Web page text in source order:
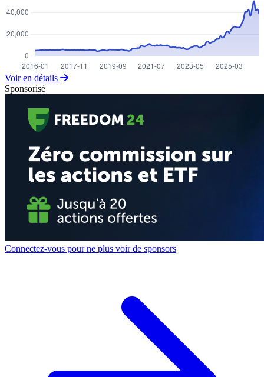
Voir en détails
Sponsorisé
Connectez-vous pour ne plus voir de sponsors